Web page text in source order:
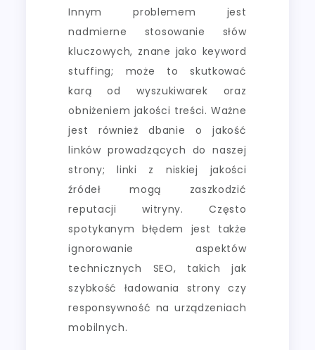
Innym problemem jest
nadmierne stosowanie słów
kluczowych, znane jako keyword
stuffing; może to skutkować
karą od wyszukiwarek oraz
obniżeniem jakości treści. Ważne
jest również dbanie o jakość
linków prowadzących do naszej
strony; linki z niskiej jakości
źródeł mogą zaszkodzić
reputacji witryny. Często
spotykanym błędem jest także
ignorowanie aspektów
technicznych SEO, takich jak
szybkość ładowania strony czy
responsywność na urządzeniach
mobilnych.